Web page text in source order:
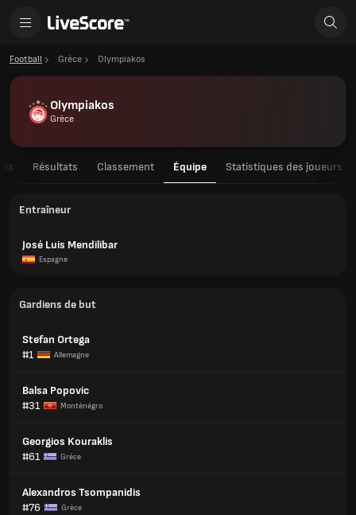
Football Grèce Olympiakos
Olympiakos
Grèce
Résultats Classement Équipe Statistiques des joueurs
Entraîneur
José Luis Mendilibar
Espagne
Gardiens de but
Stefan Ortega
#1
Allemagne
Balsa Popovic
#31
Monténégro
Georgios Kouraklis
#61
Grèce
Alexandros Tsompanidis
#76
Grèce